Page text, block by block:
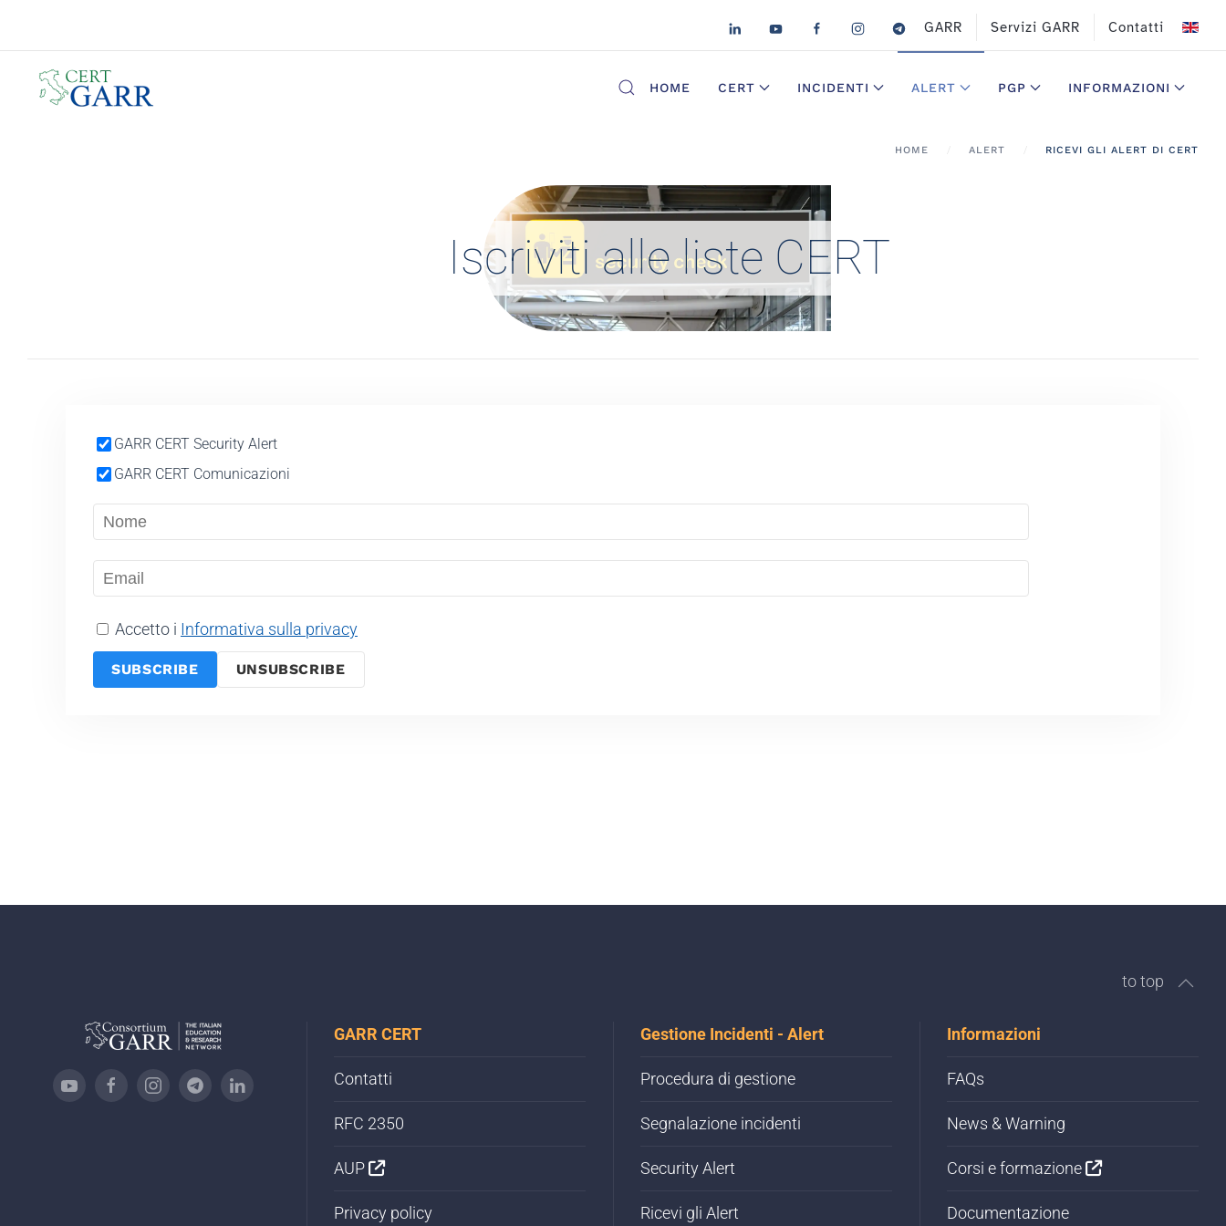
GARR Servizi GARR Contatti
HOME CERT INCIDENTI ALERT PGP INFORMAZIONI
HOME ALERT RICEVI GLI ALERT DI CERT
Iscriviti alle liste CERT
GARR CERT Security Alert
GARR CERT Comunicazioni
Accetto i Informativa sulla privacy
SUBSCRIBE UNSUBSCRIBE
to top
GARR CERT
Contatti
RFC 2350
AUP
Privacy policy
Gestione Incidenti - Alert
Procedura di gestione
Segnalazione incidenti
Security Alert
Ricevi gli Alert
Informazioni
FAQs
News & Warning
Corsi e formazione
Documentazione